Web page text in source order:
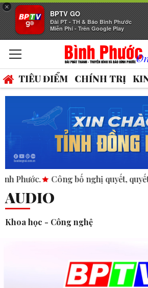
×
BPTV GO
Đài PT - TH & Báo Bình Phước
Miễn Phí - Trên Google Play
TIÊU ĐIỂM CHÍNH TRỊ
Công bố nghị quyết, quyết định tại
AUDIO
Khoa học - Công nghệ